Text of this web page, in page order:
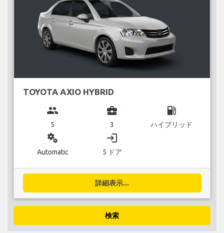
TOYOTA AXIO HYBRID
group
5
business_center
3
local_gas_station
ハイブリッド
miscellaneous_services
Automatic
login
5 ドア
詳細表示...
検索